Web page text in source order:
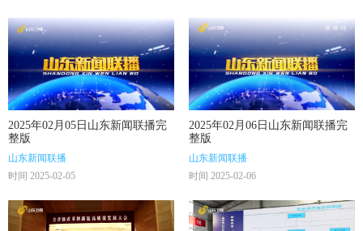
2025年02月05日山东新闻联播完
整版
山东新闻联播
时间 2025-02-05
2025年02月06日山东新闻联播完
整版
山东新闻联播
时间 2025-02-06